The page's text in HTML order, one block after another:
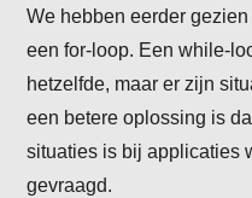
We hebben eerder
een for-loop. Een while-
hetzelfde, maar er zijn
een betere oplossing is
situaties is bij applicaties
gevraagd.